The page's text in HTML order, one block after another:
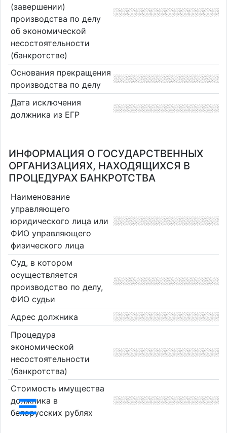
(завершении)
производства по делу
об экономической
несостоятельности
(банкротстве)
Основания прекращения
производства по делу
Дата исключения
должника из ЕГР
ИНФОРМАЦИЯ О ГОСУДАРСТВЕННЫХ
ОРГАНИЗАЦИЯХ, НАХОДЯЩИХСЯ В
ПРОЦЕДУРАХ БАНКРОТСТВА
Наименование
управляющего
юридического лица или
ФИО управляющего
физического лица
Суд, в котором
осуществляется
производство по делу,
ФИО судьи
Адрес должника
Процедура
экономической
несостоятельности
(банкротства)
Стоимость имущества
должника в
белорусских рублях